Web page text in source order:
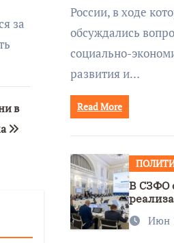
за
в
России, в ходе
обсуждались
социально-
развития и…
Read More
В СЗФО
Июн